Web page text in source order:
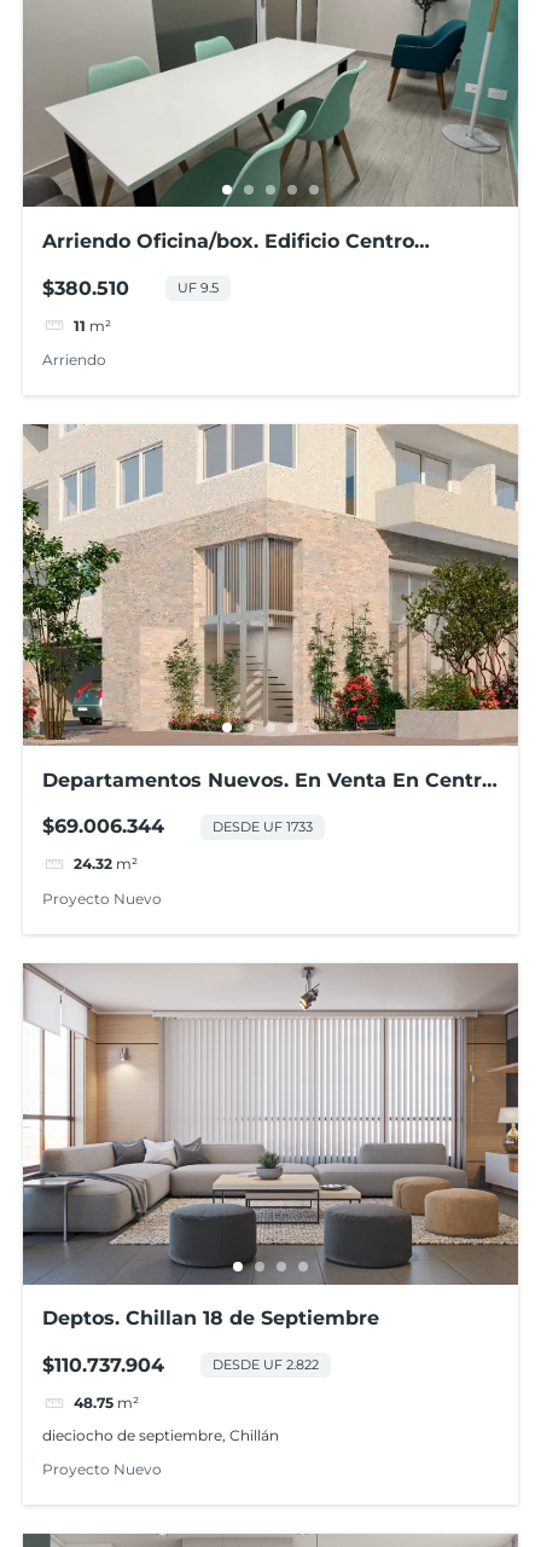
Arriendo Oficina/box. Edificio Centro
$380.510 UF 9.5
11 m²
Arriendo
Departamentos Nuevos. En Venta En Centro
$69.006.344 DESDE UF 1733
24.32 m²
Proyecto Nuevo
Deptos. Chillan 18 de Septiembre
$110.737.904 DESDE UF 2.822
48.75 m²
dieciocho de septiembre, Chillán
Proyecto Nuevo